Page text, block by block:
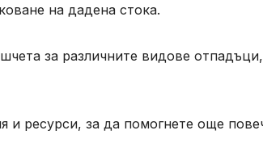
на дадена стока.
за различните видове отпадъци,
и ресурси, за да помогнете още